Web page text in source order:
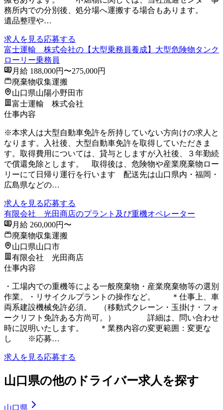
務所内での分別後、処分場へ運搬する場合もあります。
遺品整理や…
求人を見る応募する
富士運輸 株式会社の【大型乗務員養成】大型危険物タンク
ローリー乗務員
月給 188,000円〜275,000円
廃棄物収集運搬
山口県山陽小野田市
富士運輸 株式会社
仕事内容
※本求人は大型自動車免許を所持していない方向けの求人と
なります。入社後、大型自動車免許を取得していただきま
す。取得費用については、貸与としますが入社後、３年勤続
で償還免除とします。 取得後は、危険物や産業廃棄物ロー
リーにて日帰り運行を行います 配送先は山口県内・福岡・
広島県などの…
求人を見る応募する
有限会社 光田商店のプラント及び重機オペレーター
月給 260,000円〜
廃棄物収集運搬
山口県山口市
有限会社 光田商店
仕事内容
・工場内での重機等による一般廃棄物・産業廃棄物等の選別
作業。・リサイクルプラントの操作など。 ＊仕事上、車
両系建設機械免許必須。 （移動式クレーン・玉掛け・フォ
ークリフト免許ある方尚可。） 詳細は、問い合わせ
時に説明いたします。 ＊業務内容の変更範囲：変更な
し ※応募…
求人を見る応募する
山口県の他のドライバー求人を探す
山口県